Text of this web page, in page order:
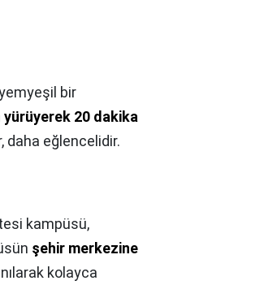
bir
yürüyerek 20 dakika
daha eğlencelidir.
kampüsü,
şehir merkezine
kolayca